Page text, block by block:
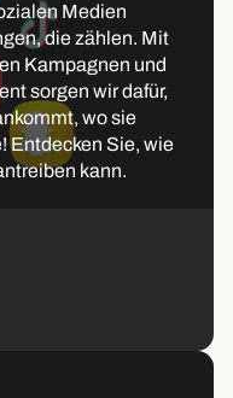
Medien
die zählen. Mit
Kampagnen und
sorgen wir dafür,
wo sie
Entdecken Sie, wie
kann.